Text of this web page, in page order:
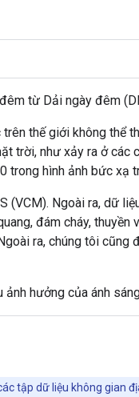
từ Dải ngày đêm
thế giới không
trời, như xảy ra ở
hình ảnh bức xạ
Ngoài ra, dữ
đám cháy,
ra, chúng tôi
hưởng của ánh
tập dữ liệu không gian